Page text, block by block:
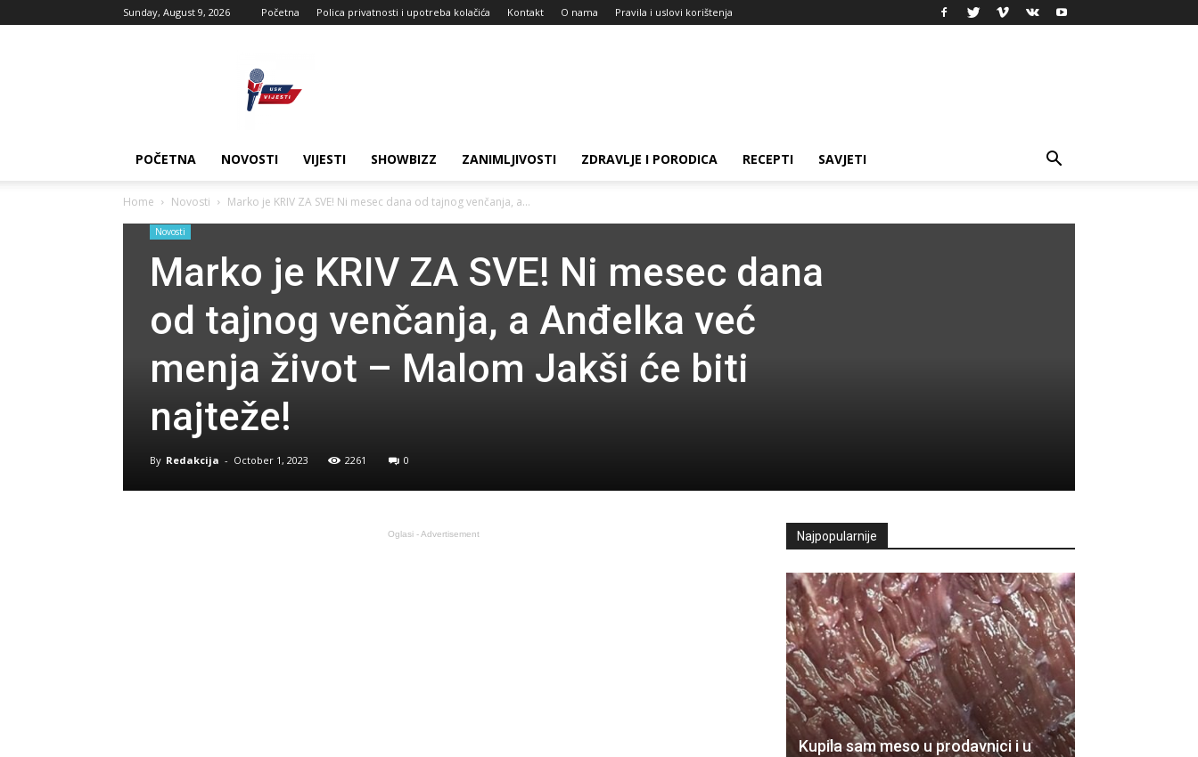
Sunday, August 9, 2026 Početna Polica privatnosti i upotreba kolačića Kontakt O nama Pravila i uslovi korištenja
POČETNA NOVOSTI VIJESTI SHOWBIZZ ZANIMLJIVOSTI ZDRAVLJE I PORODICA RECEPTI SAVJETI
Home Novosti Marko je KRIV ZA SVE! Ni mesec dana od tajnog venčanja, a...
Novosti
Marko je KRIV ZA SVE! Ni mesec dana
od tajnog venčanja, a Anđelka već
menja život – Malom Jakši će biti
najteže!
By Redakcija - October 1, 2023 2261 0
Oglasi - Advertisement Najpopularnije
Kupila sam meso u prodavnici i u